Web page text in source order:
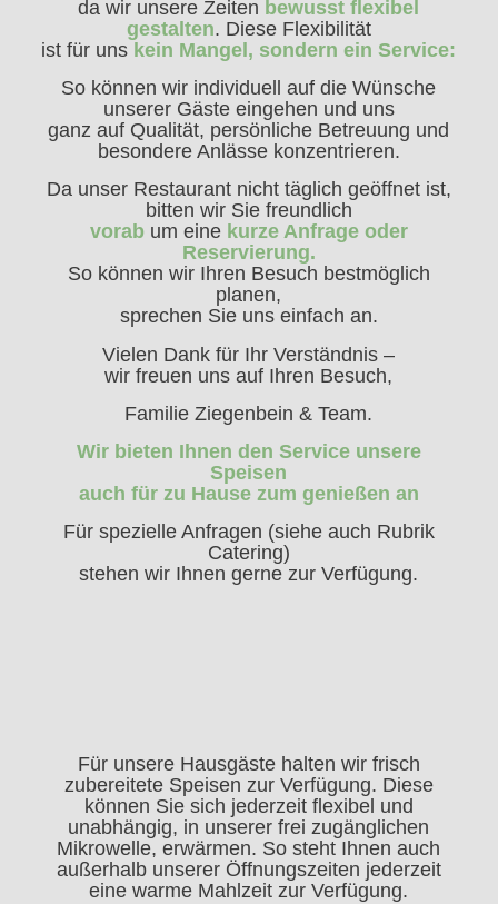
da wir unsere Zeiten bewusst flexibel
gestalten. Diese Flexibilität
ist für uns kein Mangel, sondern ein Service:
So können wir individuell auf die Wünsche
unserer Gäste eingehen und uns
ganz auf Qualität, persönliche Betreuung und
besondere Anlässe konzentrieren.
Da unser Restaurant nicht täglich geöffnet ist,
bitten wir Sie freundlich
vorab um eine kurze Anfrage oder
Reservierung.
So können wir Ihren Besuch bestmöglich
planen,
sprechen Sie uns einfach an.
Vielen Dank für Ihr Verständnis –
wir freuen uns auf Ihren Besuch,
Familie Ziegenbein & Team.
Wir bieten Ihnen den Service unsere
Speisen
auch für zu Hause zum genießen an
Für spezielle Anfragen (siehe auch Rubrik
Catering)
stehen wir Ihnen gerne zur Verfügung.
Für unsere Hausgäste halten wir frisch
zubereitete Speisen zur Verfügung. Diese
können Sie sich jederzeit flexibel und
unabhängig, in unserer frei zugänglichen
Mikrowelle, erwärmen. So steht Ihnen auch
außerhalb unserer Öffnungszeiten jederzeit
eine warme Mahlzeit zur Verfügung.